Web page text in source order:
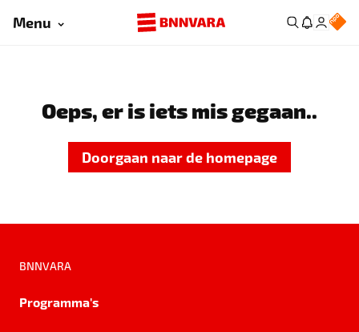
Menu
Oeps, er is iets mis gegaan..
Doorgaan naar de homepage
BNNVARA
Programma's